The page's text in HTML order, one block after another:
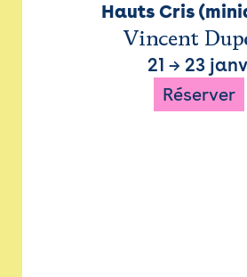
Hauts Cris
Vincent
21 → 23
Réserver